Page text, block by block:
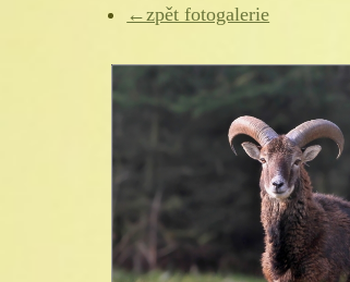
←zpět fotogalerie